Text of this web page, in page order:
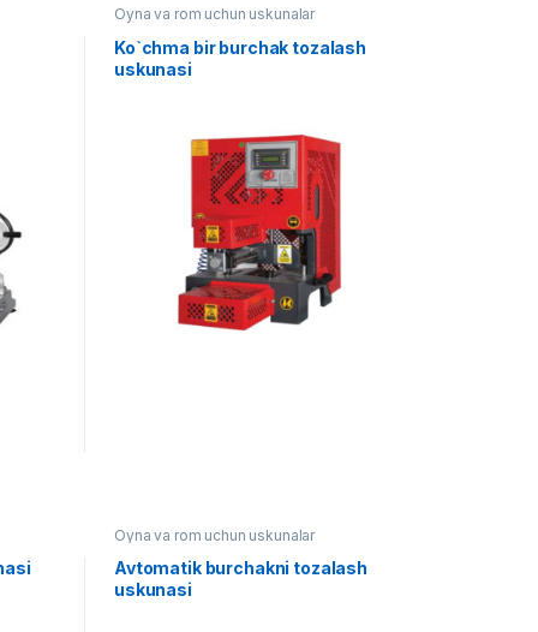
Oyna va rom uchun uskunalar
Ko`chma bir burchak tozalash
uskunasi
Oyna va rom uchun uskunalar
Avtomatik burchakni tozalash
uskunasi